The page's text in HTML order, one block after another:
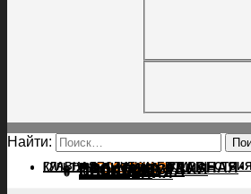
Найти:
ГЛАВНАЯПОЛИТИКАПРОИСШЕСТВИЯ
КУЛЬТУРАПОСЕЛЕНИЯГЛАВНАЯ
ПОЛИТИКА
ПРОИСШЕСТВИЯ
ПРОКУРАТУРА
СПОРТ
КУЛЬТУРА
ПОСЕЛЕНИЯ